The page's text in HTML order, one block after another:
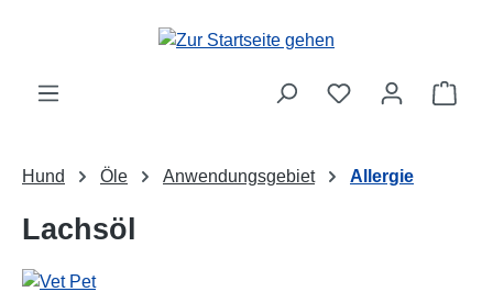
Zum Hauptinhalt springen
Hund Öle Anwendungsgebiet Allergie
Lachsöl